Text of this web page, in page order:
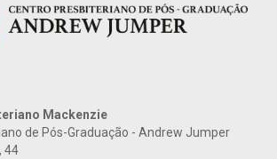
Mackenzie
de Pós-Graduação - Andrew Jumper
44